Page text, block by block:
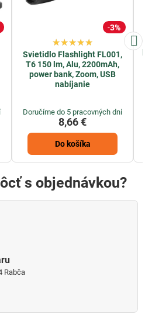
3%
Svietidlo Flashlight FL001,
T6 150 lm, Alu, 2200mAh,
power bank, Zoom, USB
nabíjanie
Doručíme do 5 pracovných dní
8,66 €
Do košíka
s objednávkou?
Rabča